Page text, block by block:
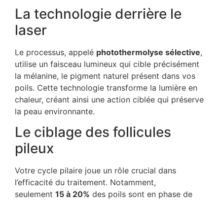
La technologie derrière le
laser
Le processus, appelé photothermolyse sélective,
utilise un faisceau lumineux qui cible précisément
la mélanine, le pigment naturel présent dans vos
poils. Cette technologie transforme la lumière en
chaleur, créant ainsi une action ciblée qui préserve
la peau environnante.
Le ciblage des follicules
pileux
Votre cycle pilaire joue un rôle crucial dans
l’efficacité du traitement. Notamment,
seulement 15 à 20% des poils sont en phase de